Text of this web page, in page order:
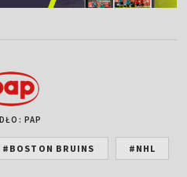
PAP
#BOSTON BRUINS #NHL